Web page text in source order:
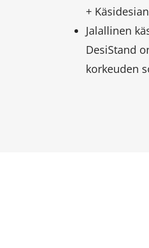
+
Jalallinen
DesiStand
korkeuden